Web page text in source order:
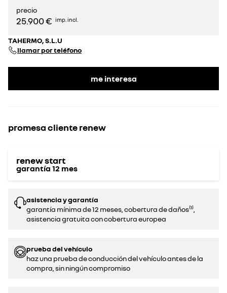
precio
25.900 € imp. incl.
TAHERMO, S.L.U
llamar por teléfono
me interesa
promesa cliente renew
renew start
garantía 12 mes
asistencia y garantía
garantía mínima de 12 meses, cobertura de daños⁽¹⁾,
asistencia gratuita con cobertura europea
prueba del vehículo
haz una prueba de conducción del vehículo antes de la
compra, sin ningún compromiso‌